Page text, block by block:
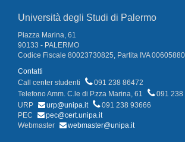
Università degli Studi di Palermo
Piazza Marina, 61
90133 - PALERMO
Codice Fiscale 80023730825, Partita IVA
Contatti
Call center studenti
091 238 86472
Telefono Amm. C.le di P.zza Marina, 61
091 238
URP
urp@unipa.it
091 238 93666
PEC
pec@cert.unipa.it
Webmaster
webmaster@unipa.it